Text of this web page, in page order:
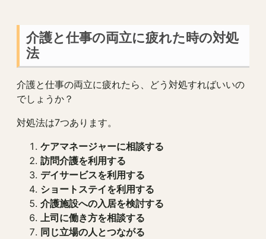
介護と仕事の両立に疲れた時の対処
法
介護と仕事の両立に疲れたら、どう対処すればいいの
でしょうか？
対処法は7つあります。
ケアマネージャーに相談する
訪問介護を利用する
デイサービスを利用する
ショートステイを利用する
介護施設への入居を検討する
上司に働き方を相談する
同じ立場の人とつながる